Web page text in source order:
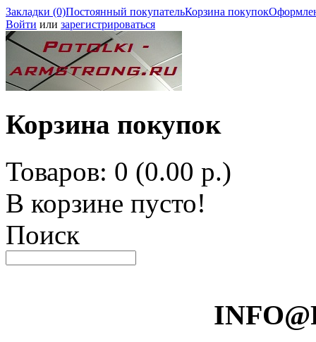
Закладки (0)Постоянный покупательКорзина покупок
Войти или зарегистрироваться
Корзина покупок
Товаров: 0 (0.00 р.)
В корзине пусто!
Поиск